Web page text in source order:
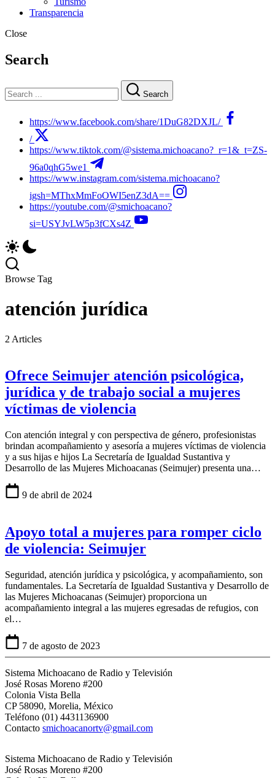
Transparencia
Close
Search
Search
https://www.facebook.com/share/1DuG82DXJL/
/
https://www.tiktok.com/@sistema.michoacano?_r=1&_t=ZS-
96a0qhG5we1
https://www.instagram.com/sistema.michoacano?
igsh=MThxMmFoOWI5enZ3dA==
https://youtube.com/@smichoacano?
si=USYJvLW5p3fCXs4Z
Browse Tag
atención jurídica
2 Articles
Ofrece Seimujer atención psicológica,
jurídica y de trabajo social a mujeres
víctimas de violencia
Con atención integral y con perspectiva de género, profesionistas
brindan acompañamiento y asesoría a mujeres víctimas de violencia
y a sus hijas e hijos La Secretaría de Igualdad Sustantiva y
Desarrollo de las Mujeres Michoacanas (Seimujer) presenta una…
9 de abril de 2024
Apoyo total a mujeres para romper ciclo
de violencia: Seimujer
Seguridad, atención jurídica y psicológica, y acompañamiento, son
fundamentales. La Secretaría de Igualdad Sustantiva y Desarrollo de
las Mujeres Michoacanas (Seimujer) proporciona un
acompañamiento integral a las mujeres egresadas de refugios, con
el…
7 de agosto de 2023
Sistema Michoacano de Radio y Televisión
José Rosas Moreno #200
Colonia Vista Bella
CP 58090, Morelia, México
Teléfono (01) 4431136900
Contacto smichoacanortv@gmail.com
Sistema Michoacano de Radio y Televisión
José Rosas Moreno #200